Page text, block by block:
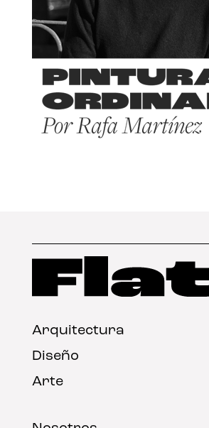
Arquitectura
Diseño
Arte